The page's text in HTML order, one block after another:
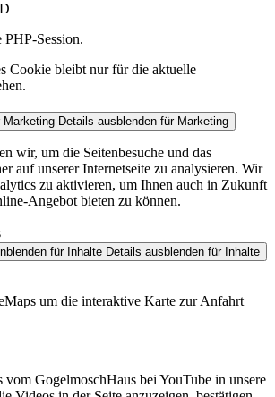
PHP-Session.
Cookie bleibt nur für die aktuelle
Marketing Details ausblenden für Marketing
wir, um die Seitenbesuche und das
auf unserer Internetseite zu analysieren. Wir
zu aktivieren, um Ihnen auch in Zukunft
Angebot bieten zu können.
für Inhalte Details ausblenden für Inhalte
um die interaktive Karte zur Anfahrt
vom GogelmoschHaus bei YouTube in unsere